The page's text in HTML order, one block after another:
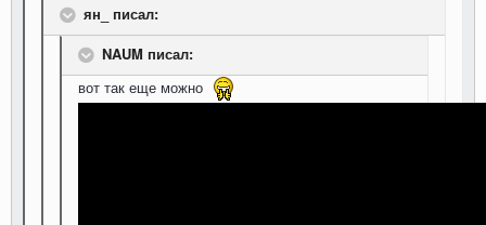
ян_ писал:
NAUM писал:
вот так еще можно